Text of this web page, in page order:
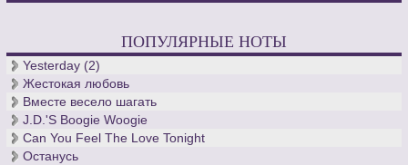
ПОПУЛЯРНЫЕ НОТЫ
Yesterday (2)
Жестокая любовь
Вместе весело шагать
J.D.'S Boogie Woogie
Can You Feel The Love Tonight
Останусь